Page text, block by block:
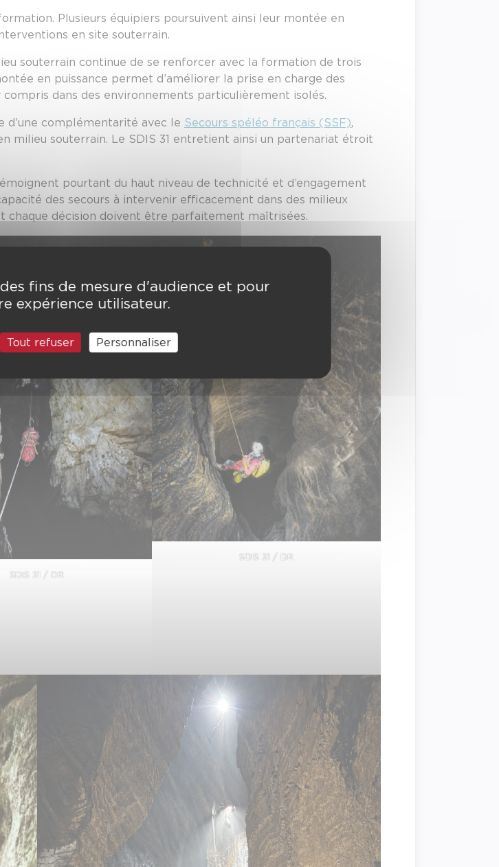
Plusieurs équipiers poursuivent ainsi leur montée en
en site souterrain.
souterrain continue de se renforcer avec la formation de trois
en puissance permet d’améliorer la prise en charge des
dans des environnements particulièrement isolés.
d’une complémentarité avec le Secours spéléo français (SSF),
milieu souterrain. Le SDIS 31 entretient ainsi un partenariat étroit
pourtant du haut niveau de technicité et d’engagement
des secours à intervenir efficacement dans des milieux
chaque décision doivent être parfaitement maîtrisées.
SDIS 31 / DR
SDIS 31 / DR
fins de mesure d'audience et pour
expérience utilisateur.
Tout refuser Personnaliser